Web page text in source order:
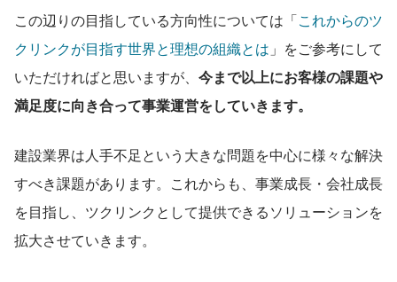
この辺りの目指している方向性については「これからのツ
クリンクが目指す世界と理想の組織とは 」をご参考にして
いただければと思いますが、 今まで以上にお客様の課題や
満足度に向き合って事業運営をしていきます。
建設業界は人手不足という大きな問題を中心に様々な解決
すべき課題があります。これからも、事業成長・会社成長
を目指し、ツクリンクとして提供できるソリューションを
拡大させていきます。